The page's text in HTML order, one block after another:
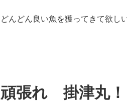
どんどん良い魚を獲ってきて欲し
頑張れ 掛津丸！